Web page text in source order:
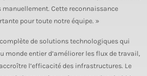
manuellement. Cette reconnaissance
pour toute notre équipe. »
de solutions technologiques qui
monde entier d’améliorer les flux de travail,
l’efficacité des infrastructures. Le